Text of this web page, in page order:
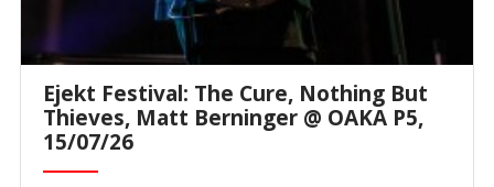
Ejekt Festival: The Cure, Nothing But
Thieves, Matt Berninger @ ΟΑΚΑ P5,
15/07/26